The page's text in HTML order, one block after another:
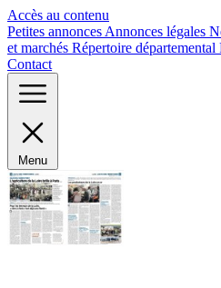
Accès au contenu
Petites annonces Annonces légales
et marchés Répertoire départemental
Contact
Menu
Panneau de gestion des cookies